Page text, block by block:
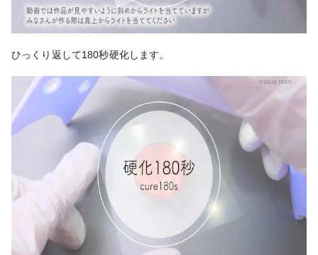
ひっくり返して180秒硬化します。